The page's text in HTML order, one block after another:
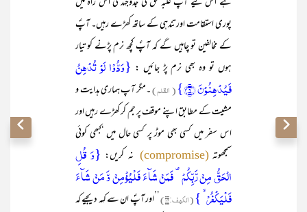
پوری استقامت اور تندہی کے ساتھ کھڑے رہیں۔ آپؐ
کے مخالفین تو چاہیں گے کہ آپؐ کچھ نرم پڑنے کو تیار
ہوں تو وہ بھی نرم پڑ جائیں : {وَدُّوۡا لَوۡ تُدۡہِنُ
فَیُدۡہِنُوۡنَ ﴿۹﴾}
( القلم)۔مگر آپ ہماری ہدایت و
مشیت کے مطابق اپنے موقف پر جم کر کھڑے رہیں اور
اس سفر میں کسی بھی موڑ پر کسی حال میں ‘کبھی کوئی
سمجھوتہ(compromise) نہ کریں: {وَ قُلِ
الۡحَقُّ مِنۡ رَّبِّکُمۡ ۟ فَمَنۡ شَآءَ فَلۡیُؤۡمِنۡ وَّ مَنۡ شَآءَ
فَلۡیَکۡفُرۡ ۙ }(الکہف:۲۹)
’’اور آپؐ ان سے کہہ دیجیے کہ